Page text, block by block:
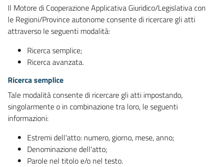
Il Motore di Cooperazione Applicativa Giuridico/Legislativa con
le Regioni/Province autonome consente di ricercare gli atti
attraverso le seguenti modalità:
Ricerca semplice;
Ricerca avanzata.
Ricerca semplice
Tale modalità consente di ricercare gli atti impostando,
singolarmente o in combinazione tra loro, le seguenti
informazioni:
Estremi dell'atto: numero, giorno, mese, anno;
Denominazione dell'atto;
Parole nel titolo e/o nel testo.